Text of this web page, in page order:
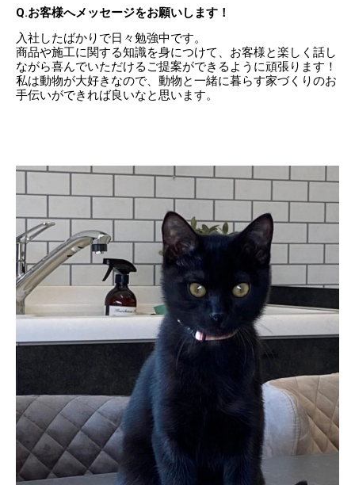
Q.お客様へメッセージをお願いします！
入社したばかりで日々勉強中です。
商品や施工に関する知識を身につけて、お客様と楽しく話し
ながら喜んでいただけるご提案ができるように頑張ります！
私は動物が大好きなので、動物と一緒に暮らす家づくりのお
手伝いができれば良いなと思います。